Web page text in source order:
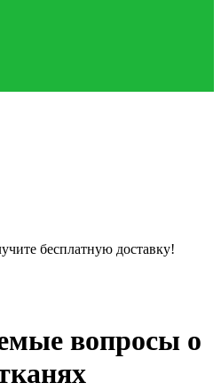
бесплатную доставку!
вопросы о